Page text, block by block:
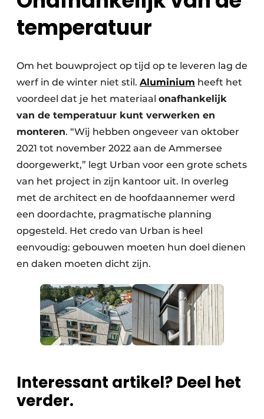
temperatuur
Om het bouwproject op tijd op te leveren lag de
werf in de winter niet stil. Aluminium heeft het
voordeel dat je het materiaal onafhankelijk
van de temperatuur kunt verwerken en
monteren. “Wij hebben ongeveer van oktober
2021 tot november 2022 aan de Ammersee
doorgewerkt,” legt Urban voor een grote schets
van het project in zijn kantoor uit. In overleg
met de architect en de hoofdaannemer werd
een doordachte, pragmatische planning
opgesteld. Het credo van Urban is heel
eenvoudig: gebouwen moeten hun doel dienen
en daken moeten dicht zijn.
Interessant artikel? Deel het
verder.